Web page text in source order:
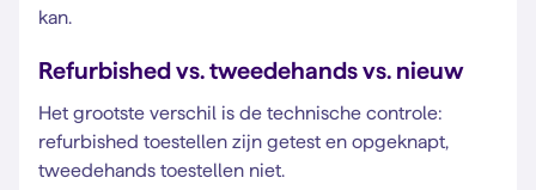
kan.
Refurbished vs. tweedehands vs. nieuw
Het grootste verschil is de technische controle:
refurbished toestellen zijn getest en opgeknapt,
tweedehands toestellen niet.